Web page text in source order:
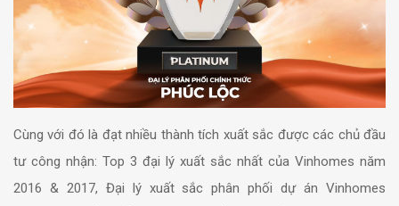
Cùng với đó là đạt nhiều thành tích xuất sắc được các chủ đầu
tư công nhận: Top 3 đại lý xuất sắc nhất của Vinhomes năm
2016 & 2017, Đại lý xuất sắc phân phối dự án Vinhomes